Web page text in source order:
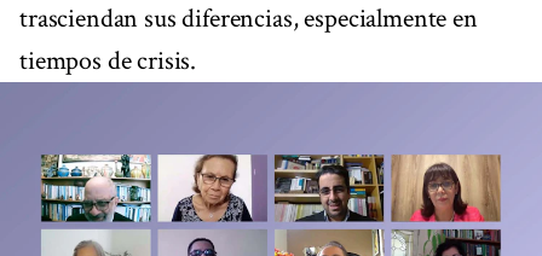
trasciendan sus diferencias, especialmente en
tiempos de crisis.